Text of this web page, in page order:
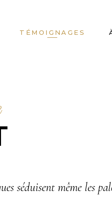
TÉMOIGNAGES
séduisent même les